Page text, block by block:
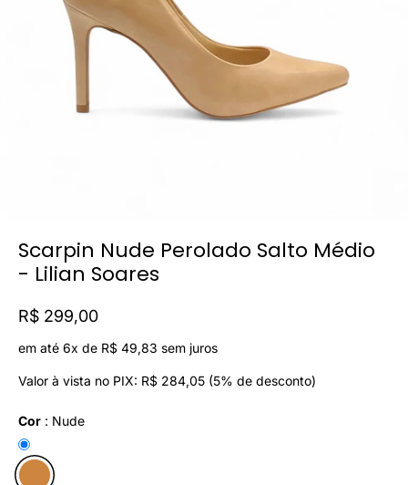
Scarpin Nude Perolado Salto Médio
- Lilian Soares
R$ 299,00
em até 6x de R$ 49,83 sem juros
Valor à vista no PIX: R$ 284,05 (5% de desconto)
Cor : Nude